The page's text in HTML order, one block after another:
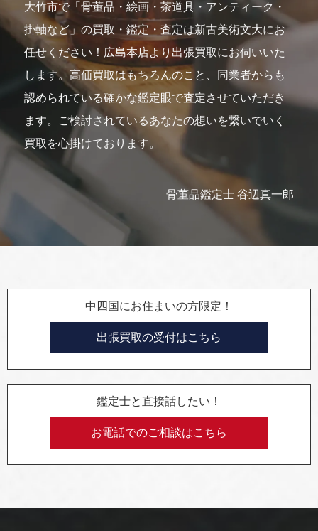
大竹市で「骨董品・絵画・茶道具・アンティーク・
掛軸など」の買取・鑑定・査定は新古美術文大にお
任せください！広島本店より出張買取にお伺いいた
します。高価買取はもちろんのこと、同業者からも
認められている確かな鑑定眼で査定させていただき
ます。ご検討されているあなたの想いを繋いでいく
買取を心掛けております。
骨董品鑑定士 谷辺真一郎
中四国にお住まいの方限定！
出張買取の受付はこちら
鑑定士と直接話したい！
お電話でのご相談はこちら